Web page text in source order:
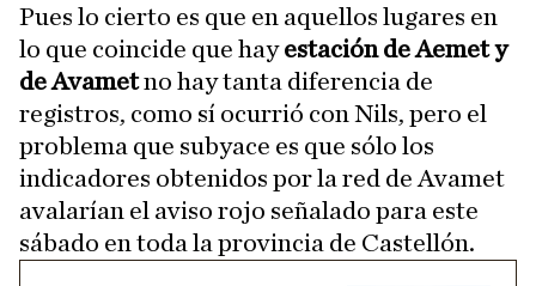
Pues lo cierto es que en aquellos lugares en
lo que coincide que hayestación de Aemet y
de Avametno hay tanta diferencia de
registros, como sí ocurrió con Nils, pero el
problema que subyace es que sólo los
indicadores obtenidos por la red de Avamet
avalarían el aviso rojo señalado para este
sábado en toda la provincia de Castellón.